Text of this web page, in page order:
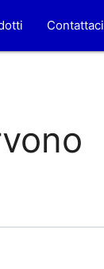
Contattaci